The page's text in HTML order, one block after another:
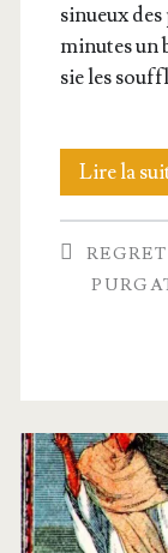
sinueux
minutes un
sie les
Lire la
REGRET